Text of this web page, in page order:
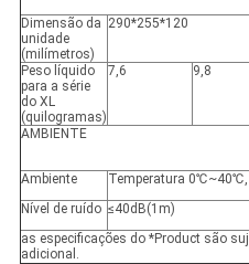
Dimensão da
unidade
(milímetros)
290*255*120
Peso líquido
para a série
do XL
(quilogramas)
7,6 9,8
AMBIENTE
Ambiente Temperatura 0℃~40℃,
Nível de ruído ≤40dB(1m)
as especificações do *Product são
adicional.